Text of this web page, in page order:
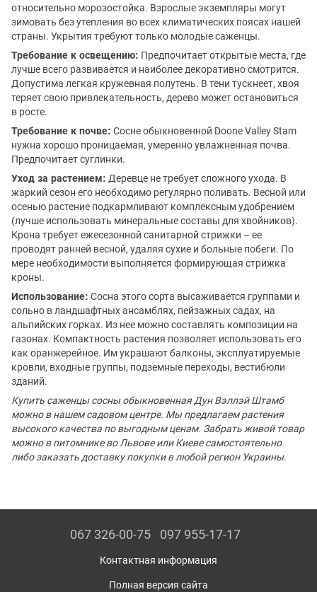
относительно морозостойка. Взрослые экземпляры могут
зимовать без утепления во всех климатических поясах нашей
страны. Укрытия требуют только молодые саженцы.
Требование к освещению: Предпочитает открытые места, где
лучше всего развивается и наиболее декоративно смотрится.
Допустима легкая кружевная полутень. В тени тускнеет, хвоя
теряет свою привлекательность, дерево может остановиться
в росте.
Требование к почве: Сосне обыкновенной Doone Valley Stam
нужна хорошо проницаемая, умеренно увлажненная почва.
Предпочитает суглинки.
Уход за растением: Деревце не требует сложного ухода. В
жаркий сезон его необходимо регулярно поливать. Весной или
осенью растение подкармливают комплексным удобрением
(лучше использовать минеральные составы для хвойников).
Крона требует ежесезонной санитарной стрижки – ее
проводят ранней весной, удаляя сухие и больные побеги. По
мере необходимости выполняется формирующая стрижка
кроны.
Использование: Сосна этого сорта высаживается группами и
сольно в ландшафтных ансамблях, пейзажных садах, на
альпийских горках. Из нее можно составлять композиции на
газонах. Компактность растения позволяет использовать его
как оранжерейное. Им украшают балконы, эксплуатируемые
кровли, входные группы, подземные переходы, вестибюли
зданий.
Купить саженцы сосны обыкновенная Дун Вэллэй Штамб
можно в нашем садовом центре. Мы предлагаем растения
высокого качества по выгодным ценам. Забрать живой товар
можно в питомнике во Львове или Киеве самостоятельно
либо заказать доставку покупки в любой регион Украины.
067 326-00-75 097 955-17-17
Контактная информация
Полная версия сайта